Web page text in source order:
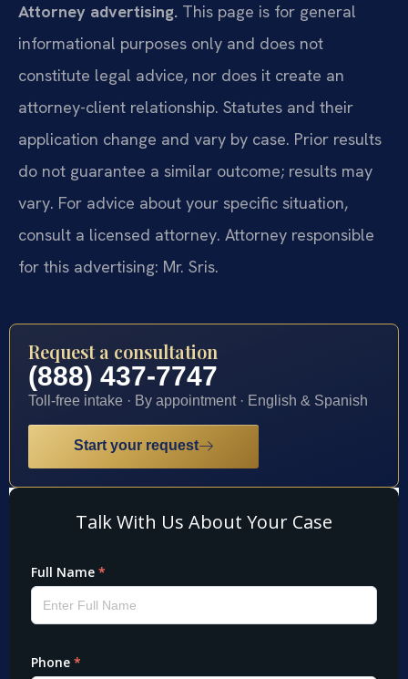
Attorney advertising. This page is for general
informational purposes only and does not
constitute legal advice, nor does it create an
attorney-client relationship. Statutes and their
application change and vary by case. Prior results
do not guarantee a similar outcome; results may
vary. For advice about your specific situation,
consult a licensed attorney. Attorney responsible
for this advertising: Mr. Sris.
Request a consultation
(888) 437-7747
Toll-free intake · By appointment · English & Spanish
Start your request